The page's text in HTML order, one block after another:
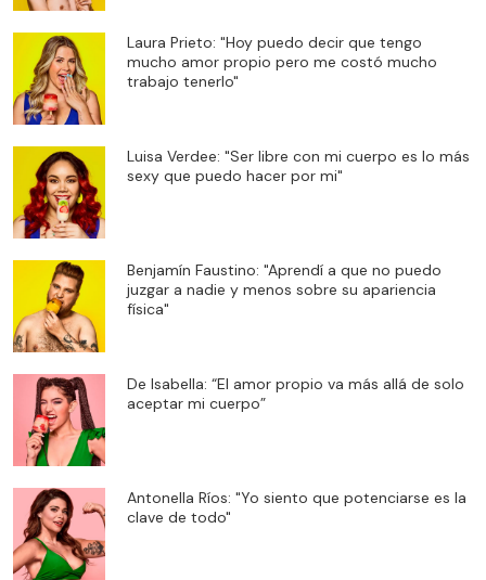
Laura Prieto: "Hoy puedo decir que tengo
mucho amor propio pero me costó mucho
trabajo tenerlo"
Luisa Verdee: "Ser libre con mi cuerpo es lo más
sexy que puedo hacer por mi"
Benjamín Faustino: "Aprendí a que no puedo
juzgar a nadie y menos sobre su apariencia
física"
De Isabella: “El amor propio va más allá de solo
aceptar mi cuerpo”
Antonella Ríos: "Yo siento que potenciarse es la
clave de todo"